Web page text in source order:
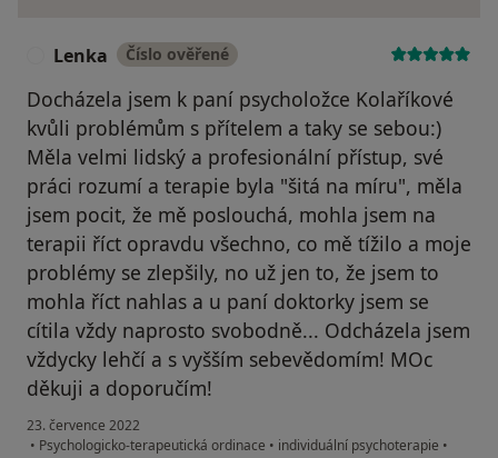
Lenka Číslo ověřené
Docházela jsem k paní psycholožce Kolaříkové
kvůli problémům s přítelem a taky se sebou:)
Měla velmi lidský a profesionální přístup, své
práci rozumí a terapie byla "šitá na míru", měla
jsem pocit, že mě poslouchá, mohla jsem na
terapii říct opravdu všechno, co mě tížilo a moje
problémy se zlepšily, no už jen to, že jsem to
mohla říct nahlas a u paní doktorky jsem se
cítila vždy naprosto svobodně... Odcházela jsem
vždycky lehčí a s vyšším sebevědomím! MOc
děkuji a doporučím!
23. července 2022
• Psychologicko-terapeutická ordinace • individuální psychoterapie •